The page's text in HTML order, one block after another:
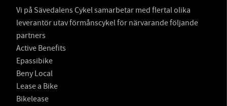
Vi på Sävedalens Cykel samarbetar med flertal olika
leverantör utav förmånscykel för närvarande följande
partners
Active Benefits
Epassibike
Beny Local
Lease a Bike
Bikelease